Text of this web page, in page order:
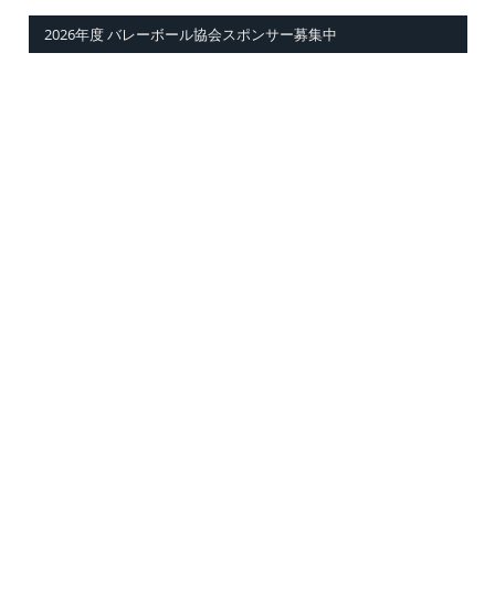
2026年度 バレーボール協会スポンサー募集中